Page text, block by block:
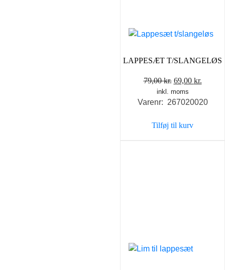
LAPPESÆT T/SLANGELØS
79,00kr. Den
oprindelige
pris
79,00 kr..
69,00 kr.
pris
inkl. moms
Varenr: 267020020
Tilføj til kurv